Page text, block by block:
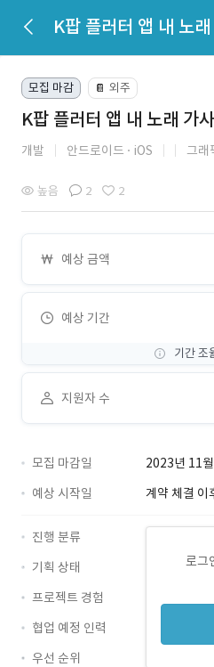
모집 마감 📔 외주
K팝 플러터 앱 내 노래 가
개발 안드로이드 iOS 그래
높음 2 2
예상 금액
예상 기간
기간 조
지원자 수
모집 마감일
2023년 11
예상 시작일
계약 체결 이
로그
진행 분류
기획 상태
프로젝트 경험
협업 예정 인력
우선 순위